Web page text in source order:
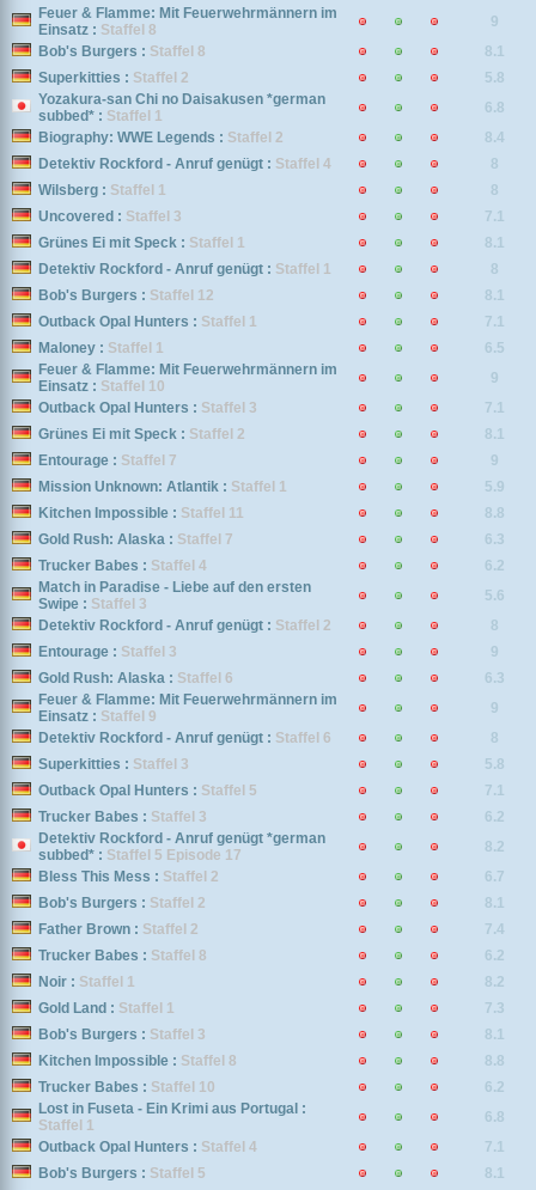
Feuer & Flamme: Mit Feuerwehrmännern im
Einsatz : Staffel 8
9
Bob's Burgers : Staffel 8
8.1
Superkitties : Staffel 2
5.8
Yozakura-san Chi no Daisakusen *german
subbed* : Staffel 1
6.8
Biography: WWE Legends : Staffel 2
8.4
Detektiv Rockford - Anruf genügt : Staffel 4
8
Wilsberg : Staffel 1
8
Uncovered : Staffel 3
7.1
Grünes Ei mit Speck : Staffel 1
8.1
Detektiv Rockford - Anruf genügt : Staffel 1
8
Bob's Burgers : Staffel 12
8.1
Outback Opal Hunters : Staffel 1
7.1
Maloney : Staffel 1
6.5
Feuer & Flamme: Mit Feuerwehrmännern im
Einsatz : Staffel 10
9
Outback Opal Hunters : Staffel 3
7.1
Grünes Ei mit Speck : Staffel 2
8.1
Entourage : Staffel 7
9
Mission Unknown: Atlantik : Staffel 1
5.9
Kitchen Impossible : Staffel 11
8.8
Gold Rush: Alaska : Staffel 7
6.3
Trucker Babes : Staffel 4
6.2
Match in Paradise - Liebe auf den ersten
Swipe : Staffel 3
5.6
Detektiv Rockford - Anruf genügt : Staffel 2
8
Entourage : Staffel 3
9
Gold Rush: Alaska : Staffel 6
6.3
Feuer & Flamme: Mit Feuerwehrmännern im
Einsatz : Staffel 9
9
Detektiv Rockford - Anruf genügt : Staffel 6
8
Superkitties : Staffel 3
5.8
Outback Opal Hunters : Staffel 5
7.1
Trucker Babes : Staffel 3
6.2
Detektiv Rockford - Anruf genügt *german
subbed* : Staffel 5 Episode 17
8.2
Bless This Mess : Staffel 2
6.7
Bob's Burgers : Staffel 2
8.1
Father Brown : Staffel 2
7.4
Trucker Babes : Staffel 8
6.2
Noir : Staffel 1
8.2
Gold Land : Staffel 1
7.3
Bob's Burgers : Staffel 3
8.1
Kitchen Impossible : Staffel 8
8.8
Trucker Babes : Staffel 10
6.2
Lost in Fuseta - Ein Krimi aus Portugal :
Staffel 1
6.8
Outback Opal Hunters : Staffel 4
7.1
Bob's Burgers : Staffel 5
8.1